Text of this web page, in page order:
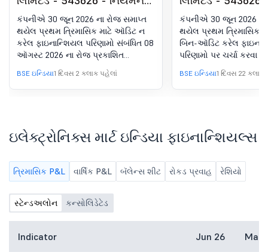
30 (LODR) હેઠળ જાહેરાત -
ન્યૂઝપેપર પબ્લિકેશન
કંપનીએ 30 જૂન 2026 ના રોજ સમાપ્ત
થયેલ પ્રથમ ત્રિમાસિક માટે ઑડિટ ન
કરેલ ફાઇનાન્શિયલ પરિણામો સંબંધિત 08
ઑગસ્ટ 2026 ના રોજ પ્રકાશિત
અખબારની જાહેરાતની સૉફ્ટ કૉપી
સબમિટ કરી છે.
BSE ઇન્ડિયા1 દિવસ 2 કલાક પહેલાં
30(LODR) હેઠળ
એનાલિસ્ટ/
- પરિણામ
કંપનીએ 30 જૂન 2026 ના
થયેલ પ્રથમ ત્રિમાસિક
બિન-ઑડિટ કરેલ
પરિણામો પર ચર્ચા કરવા
2026 ના રોજ આયોજિત
કોન્ફરન્સ કૉલની ઑડિયો
સબમિટ કરી છે.
BSE ઇન્ડિયા1 દિવસ 22 કલાક
ઇલેક્ટ્રોનિક્સ માર્ટ ઇન્ડિયા ફાઇનાન્શિયલ્સ
ત્રિમાસિક P&L વાર્ષિક P&L બૅલેન્સ શીટ રોકડ પ્રવાહ રેશિયો
સ્ટેન્ડઅલોન કન્સોલિડેટેડ
Indicator Jun 26 Mar